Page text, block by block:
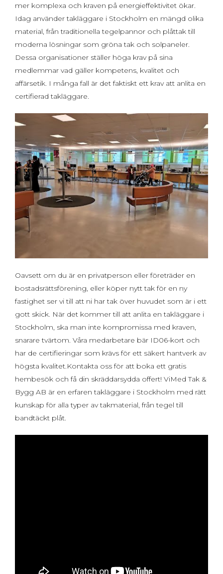
mer komplexa och kraven på energieffektivitet ökar.
Idag använder takläggare i Stockholm en mängd olika
material, från traditionella tegelpannor och plåttak till
moderna lösningar som gröna tak och solpaneler.
Dessa organisationer ställer höga krav på sina
medlemmar vad gäller kompetens, kvalitet och
affärsetik. I många fall är det faktiskt ett krav att anlita en
certifierad takläggare.
Oavsett om du är en privatperson eller företräder en
bostadsrättsförening, eller köper nytt tak för en ny
fastighet ser vi till att ni har tak över huvudet som är i ett
gott skick. När det kommer till att anlita en takläggare i
Stockholm, ska man inte kompromissa med kraven,
snarare tvärtom. Våra medarbetare bär ID06-kort och
har de certifieringar som krävs för ett säkert hantverk av
högsta kvalitet.Kontakta oss för att boka ett gratis
hembesök och få din skräddarsydda offert! ViMed Tak &
Bygg AB är en erfaren takläggare i Stockholm med rätt
kunskap för alla typer av takmaterial, från tegel till
bandtäckt plåt.